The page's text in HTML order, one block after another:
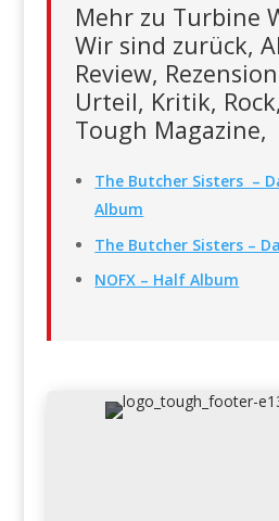
Mehr zu Turbine
Wir sind zurück,
Review,
Urteil, Kritik,
Tough Magazine,
The Butcher Sisters –
Album
The Butcher Sisters –
NOFX – Half Album